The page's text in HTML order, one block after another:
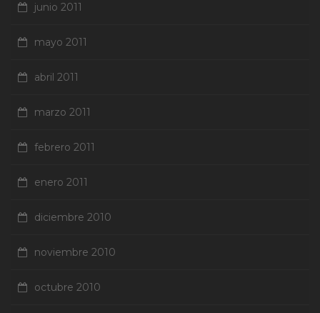
junio 2011
mayo 2011
abril 2011
marzo 2011
febrero 2011
enero 2011
diciembre 2010
noviembre 2010
octubre 2010